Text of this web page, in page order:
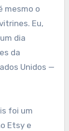
mesmo o
Eu,
dia
da
Unidos —
foi um
Etsy e